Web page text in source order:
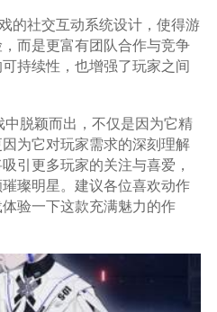
的社交互动系统设计，使得游
而是更富有团队合作与竞争
持续性，也增强了玩家之间
中脱颖而出，不仅是因为它精
为它对玩家需求的深刻理解
引更多玩家的关注与喜爱，
璨明星。建议各位喜欢动作
验一下这款充满魅力的作